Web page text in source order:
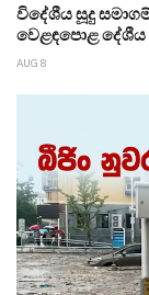
විදේශීය සූදු
වෙළඳපොළ දේශීය
AUG 8